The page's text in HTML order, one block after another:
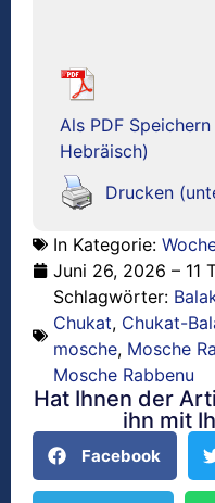
Als PDF
Hebräisch)
Drucken
In Kategorie:
Juni 26, 2026 – 11
Schlagwörter:
Chukat, Chukat-
mosche, Mosche
Mosche Rabbenu
Hat Ihnen der
ihn mit
Facebook